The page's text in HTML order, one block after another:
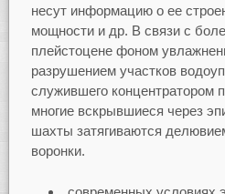
несут информацию о ее
мощности и др. В связи с
плейстоцене фоном
разрушением участков
служившего концентратором
многие вскрывшиеся через
шахты затягиваются
воронки.